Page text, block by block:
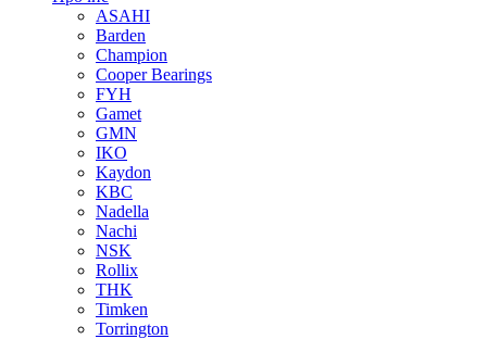
ASAHI
Barden
Champion
Cooper Bearings
FYH
Gamet
GMN
IKO
Kaydon
KBC
Nadella
Nachi
NSK
Rollix
THK
Timken
Torrington